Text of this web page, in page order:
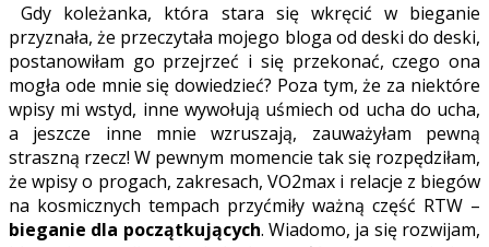
Gdy koleżanka, która stara się wkręcić w bieganie
przyznała, że przeczytała mojego bloga od deski do deski,
postanowiłam go przejrzeć i się przekonać, czego ona
mogła ode mnie się dowiedzieć? Poza tym, że za niektóre
wpisy mi wstyd, inne wywołują uśmiech od ucha do ucha,
a jeszcze inne mnie wzruszają, zauważyłam pewną
straszną rzecz! W pewnym momencie tak się rozpędziłam,
że wpisy o progach, zakresach, VO2max i relacje z biegów
na kosmicznych tempach przyćmiły ważną część RTW –
bieganie dla początkujących. Wiadomo, ja się rozwijam,